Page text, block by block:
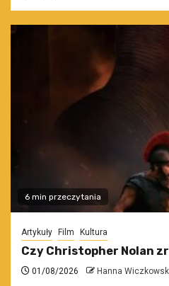
6 min przeczytania
Artykuły Film Kultura
Czy Christopher Nolan
01/08/2026 Hanna